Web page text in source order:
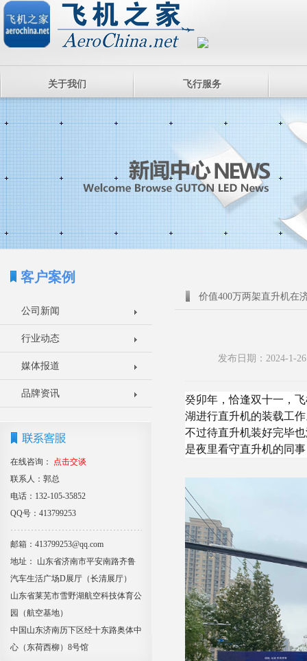
关于我们 飞行服务
客户案例
公司新闻
行业动态
媒体报道
品牌资讯
在线咨询：
点击交谈
联系人：郭总
电话：132-105-35852
QQ号：413799253
邮箱：413799253@qq.com
地址： 山东省济南市平安南路齐鲁
汽车生活广场D展厅（长清展厅）
山东省莱芜市雪野湖航空科技体育公
园（航空基地）
中国山东济南历下区经十东路奥体中
心（东荷西柳）8号馆
价值400万两架直升机在
发布日期：2024-1-
癸卯年，恰逢双十一，
湖进行直升机的装载工
不过待直升机装好完毕
是夜里看守直升机的同